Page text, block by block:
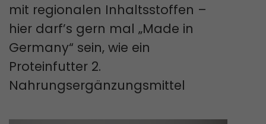
mit regionalen Inhaltsstoffen –
hier darf’s gern mal „Made in
Germany“ sein, wie ein
Proteinfutter 2.
Nahrungsergänzungsmittel